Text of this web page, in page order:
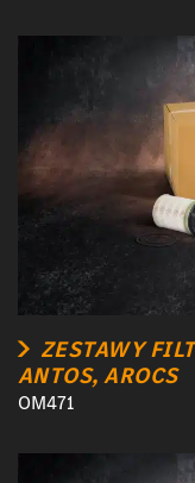
ZESTAWY
ANTOS, AROCS
OM471